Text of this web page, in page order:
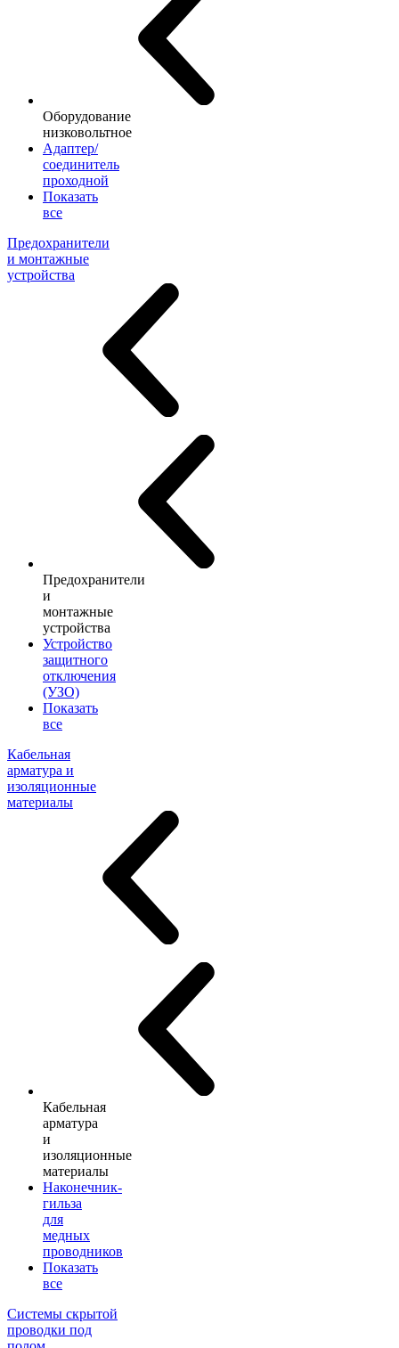
Оборудование
низковольтное
Адаптер/
соединитель
проходной
Показать
все
Предохранители
и монтажные
устройства
Предохранители
и
монтажные
устройства
Устройство
защитного
отключения
(УЗО)
Показать
все
Кабельная
арматура и
изоляционные
материалы
Кабельная
арматура
и
изоляционные
материалы
Наконечник-
гильза
для
медных
проводников
Показать
все
Системы скрытой
проводки под